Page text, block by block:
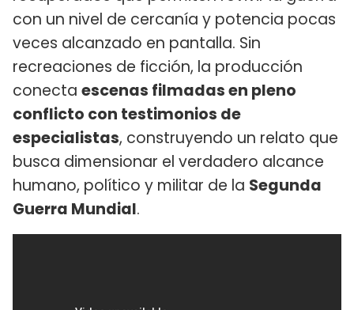
con un nivel de cercanía y potencia pocas
veces alcanzado en pantalla. Sin
recreaciones de ficción, la producción
conecta escenas filmadas en pleno
conflicto con testimonios de
especialistas, construyendo un relato que
busca dimensionar el verdadero alcance
humano, político y militar de la Segunda
Guerra Mundial.